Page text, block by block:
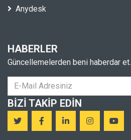
Anydesk
HABERLER
Güncellemelerden beni haberdar et.
BIZI TAKIP EDIN